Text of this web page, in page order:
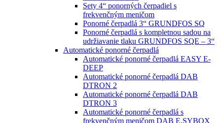
Sety 4“ ponorných čerpadiel s
frekvenčným meničom
Ponorné čerpadlá 3“ GRUNDFOS SQ
Ponorné čerpadlá s kompletnou sadou na
udržiavanie tlaku GRUNDFOS SQE – 3“
Automatické ponorné čerpadlá
Automatické ponorné čerpadlá EASY E-
DEEP
Automatické ponorné čerpadlá DAB
DTRON 2
Automatické ponorné čerpadlá DAB
DTRON 3
Automatické ponorné čerpadlá s
frekvenčným meničom DAB E.SYBOX